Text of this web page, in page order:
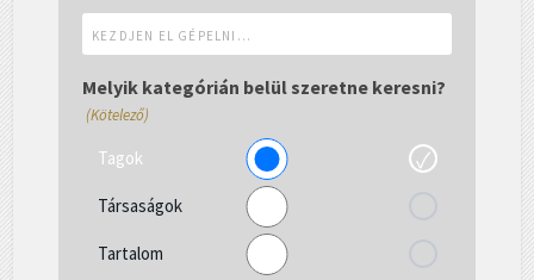
el
gépelni...
Melyik kategórián belül szeretne keresni?
(Kötelező)
Tagok
Társaságok
Tartalom